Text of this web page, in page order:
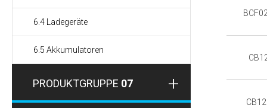
6.4 Ladegeräte
6.5 Akkumulatoren
PRODUKTGRUPPE 07